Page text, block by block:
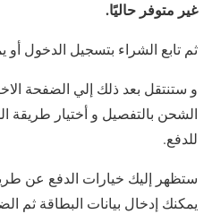
غير متوفر حاليًا.
ثم تابع الشراء بتسجيل الدخول
و ستنتقل بعد ذلك إلي الضفحة
الشحن بالتفصيل و أختيار طريقة
للدفع.
ستظهر إليك خيارات الدفع عن
يمكنك إدخال بيانات البطاقة ثم